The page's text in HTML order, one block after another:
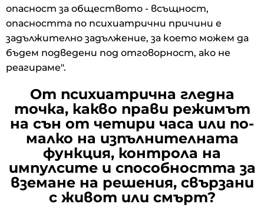
опасност за обществото - всъщност,
опасността по психиатрични причини е
задължително задължение, за което можем да
бъдем подведени под отговорност, ако не
реагираме".
От психиатрична гледна
точка, какво прави режимът
на сън от четири часа или по-
малко на изпълнителната
функция, контрола на
импулсите и способността за
вземане на решения, свързани
с живот или смърт?